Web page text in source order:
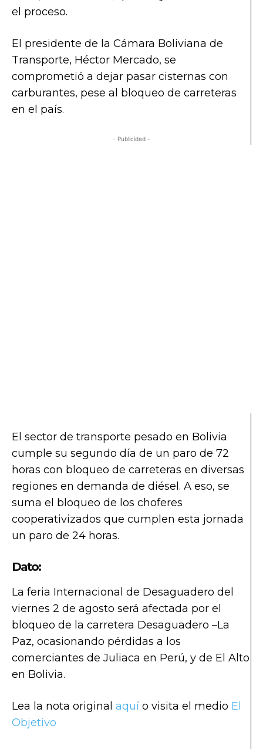
el proceso.
El presidente de la Cámara Boliviana de
Transporte, Héctor Mercado, se
comprometió a dejar pasar cisternas con
carburantes, pese al bloqueo de carreteras
en el país.
- Publicidad -
El sector de transporte pesado en Bolivia
cumple su segundo día de un paro de 72
horas con bloqueo de carreteras en diversas
regiones en demanda de diésel. A eso, se
suma el bloqueo de los choferes
cooperativizados que cumplen esta jornada
un paro de 24 horas.
Dato:
La feria Internacional de Desaguadero del
viernes 2 de agosto será afectada por el
bloqueo de la carretera Desaguadero –La
Paz, ocasionando pérdidas a los
comerciantes de Juliaca en Perú, y de El Alto
en Bolivia.
Lea la nota original aquí o visita el medio El
Objetivo